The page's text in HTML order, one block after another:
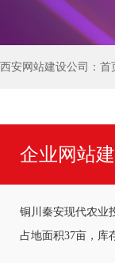
西安网站建设公司： 首
企业网站
铜川秦安现代农业
占地面积37亩，库